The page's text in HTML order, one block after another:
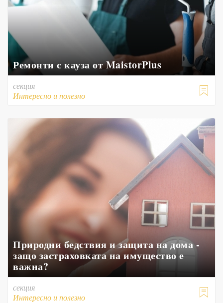
Ремонти с кауза от MaistorPlus

секция
Интересно и полезно
Природни бедствия и защита на дома -
защо застраховката на имущество е
важна?

секция
Интересно и полезно